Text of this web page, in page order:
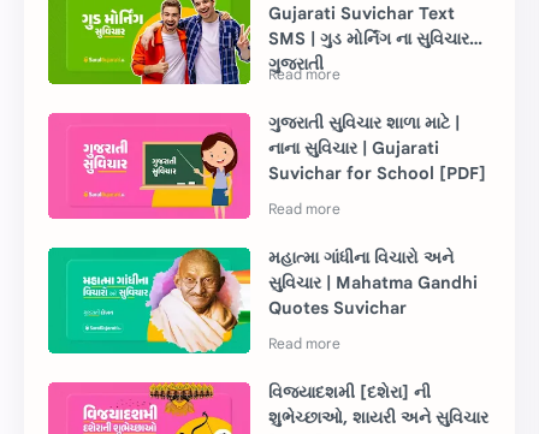
Gujarati Suvichar Text
SMS | ગુડ મોર્નિંગ ના સુવિચાર
ગુજરાતી
ગુજરાતી સુવિચાર શાળા માટે |
નાના સુવિચાર | Gujarati
Suvichar for School [PDF]
મહાત્મા ગાંધીના વિચારો અને
સુવિચાર | Mahatma Gandhi
Quotes Suvichar
વિજયાદશમી [દશેરા] ની
શુભેચ્છાઓ, શાયરી અને સુવિચાર